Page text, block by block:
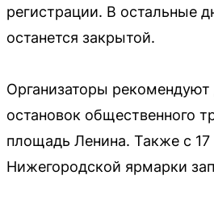
регистрации. В остальные
останется закрытой.
Организаторы рекомендуют
остановок общественного
площадь Ленина. Также с
Нижегородской ярмарки